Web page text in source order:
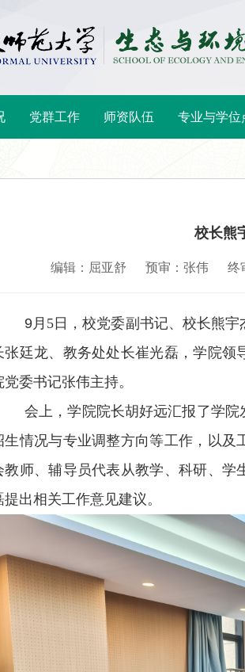
党群工作 师资队伍 专业与学位
校长熊
编辑：屈亚舒 预审：张伟 终
9月 5日，校党委副书记、校长熊
张廷龙、教务处处长崔光磊，学院领
党委书记张伟主持。
会上，学院院长胡好远汇报了学
生情况与专业调整方向等工作，以及
教师、辅导员代表从教学、科研、学
提出相关工作意见建议。